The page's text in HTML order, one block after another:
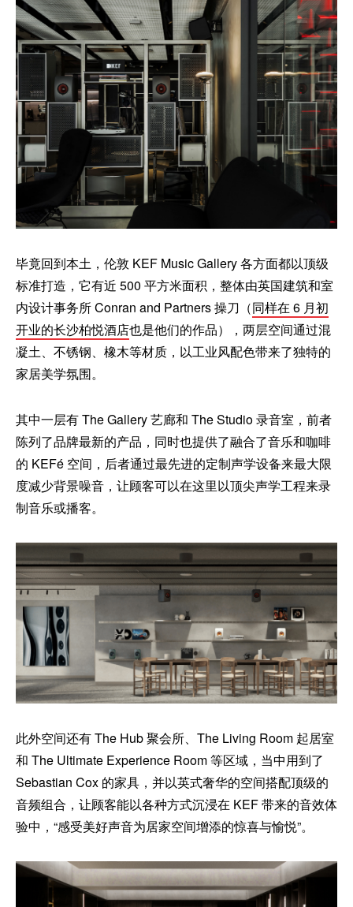
毕竟回到本土，伦敦 KEF Music Gallery 各方面都以顶级
标准打造，它有近 500 平方米面积，整体由英国建筑和室
内设计事务所 Conran and Partners 操刀（同样在 6 月初
开业的长沙柏悦酒店也是他们的作品），两层空间通过混
凝土、不锈钢、橡木等材质，以工业风配色带来了独特的
家居美学氛围。
其中一层有 The Gallery 艺廊和 The Studio 录音室，前者
陈列了品牌最新的产品，同时也提供了融合了音乐和咖啡
的 KEFé 空间，后者通过最先进的定制声学设备来最大限
度减少背景噪音，让顾客可以在这里以顶尖声学工程来录
制音乐或播客。
此外空间还有 The Hub 聚会所、The Living Room 起居室
和 The Ultimate Experience Room 等区域，当中用到了
Sebastian Cox 的家具，并以英式奢华的空间搭配顶级的
音频组合，让顾客能以各种方式沉浸在 KEF 带来的音效体
验中，“感受美好声音为居家空间增添的惊喜与愉悦”。